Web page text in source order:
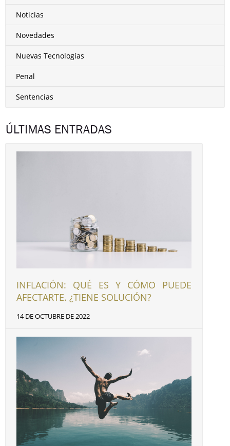
Noticias
Novedades
Nuevas Tecnologías
Penal
Sentencias
ÚLTIMAS ENTRADAS
INFLACIÓN: QUÉ ES Y CÓMO PUEDE
AFECTARTE. ¿TIENE SOLUCIÓN?
14 DE OCTUBRE DE 2022